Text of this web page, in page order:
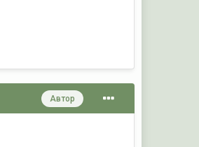
Автор